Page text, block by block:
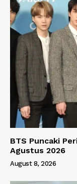
BTS Puncaki
Agustus 2026
August 8, 2026